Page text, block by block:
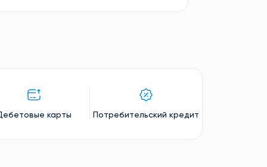
карты Потребительский кредит